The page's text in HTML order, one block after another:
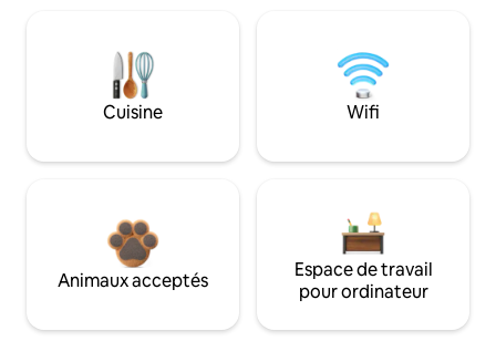
Cuisine Wifi
Animaux acceptés
Espace de travail
pour ordinateur